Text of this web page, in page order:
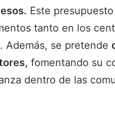
Este
tanto en los
Además, se pretende
fomentando su
dentro de las